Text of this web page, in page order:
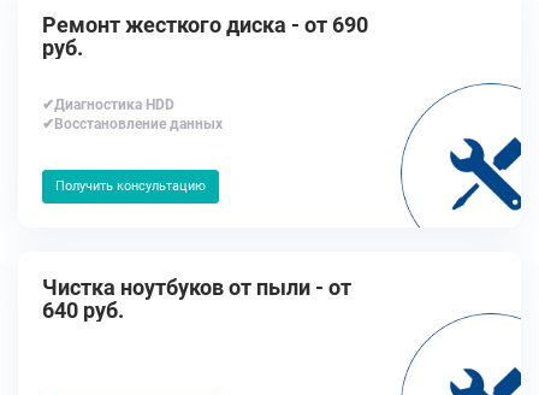
Ремонт жесткого диска - от 690
руб.
✔Диагностика HDD
✔Восстановление данных
Получить консультацию
Чистка ноутбуков от пыли - от
640 руб.